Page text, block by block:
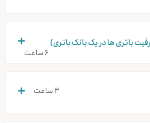
باتری ها در یک بانک باتری)
۶ ساعت
۳ ساعت